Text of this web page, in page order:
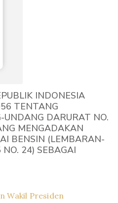
INDONESIA
TENTANG
UNDANG DARURAT NO.
MENGADAKAN
BENSIN (LEMBARAN-
24) SEBAGAI
Wakil Presiden